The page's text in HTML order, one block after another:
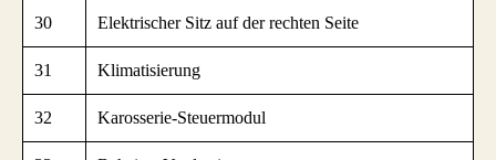
30 Elektrischer Sitz auf der rechten Seite
31 Klimatisierung
32 Karosserie-Steuermodul